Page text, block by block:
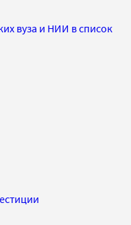
вуза и НИИ в список